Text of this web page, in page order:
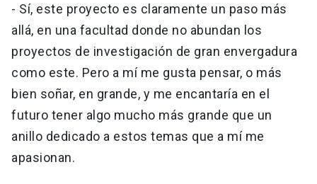
- Sí, este proyecto es claramente un paso más
allá, en una facultad donde no abundan los
proyectos de investigación de gran envergadura
como este. Pero a mí me gusta pensar, o más
bien soñar, en grande, y me encantaría en el
futuro tener algo mucho más grande que un
anillo dedicado a estos temas que a mí me
apasionan.